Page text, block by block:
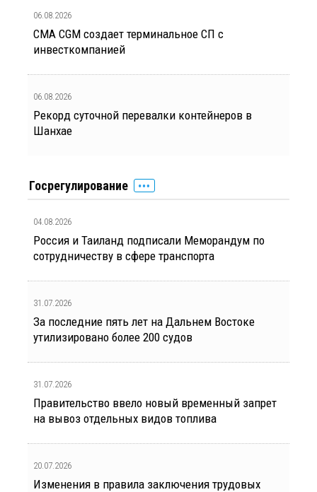
06.08.2026
CMA CGM создает терминальное СП с
инвесткомпанией
06.08.2026
Рекорд суточной перевалки контейнеров в
Шанхае
Госрегулирование
04.08.2026
Россия и Таиланд подписали Меморандум по
сотрудничеству в сфере транспорта
31.07.2026
За последние пять лет на Дальнем Востоке
утилизировано более 200 судов
31.07.2026
Правительство ввело новый временный запрет
на вывоз отдельных видов топлива
20.07.2026
Изменения в правила заключения трудовых